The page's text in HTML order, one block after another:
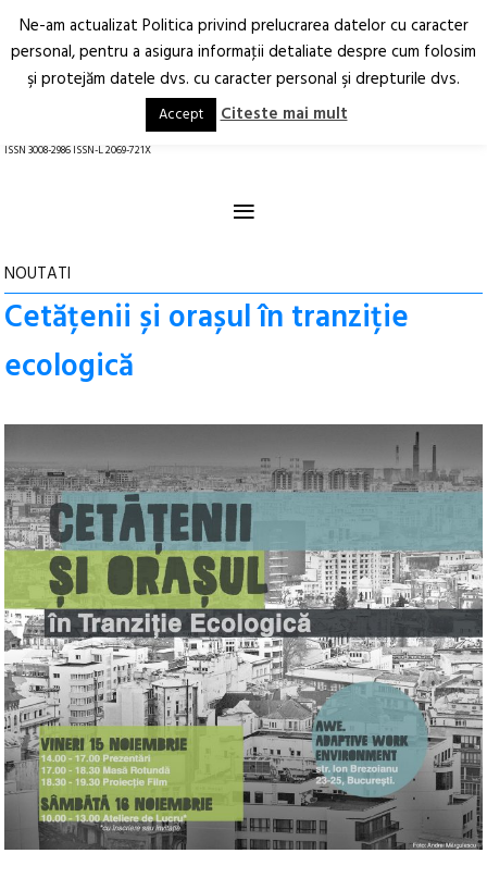
Arhitectură.
Oraș.
RO EN
ISSN 3008-2986 ISSN-L 2069-721X
≡
NOUTATI
Cetățenii și orașul în tranziție
ecologică
Ne-am actualizat Politica privind prelucrarea datelor cu caracter
personal, pentru a asigura informaţii detaliate despre cum folosim
şi protejăm datele dvs. cu caracter personal şi drepturile dvs.
Accept Citeste mai mult